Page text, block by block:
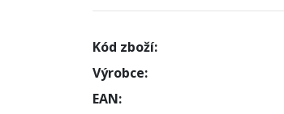
Kód zboží:
Výrobce:
EAN: